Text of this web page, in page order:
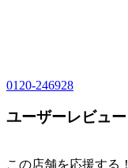
0120-246928
ユーザーレビュー
この店舗を応援する！